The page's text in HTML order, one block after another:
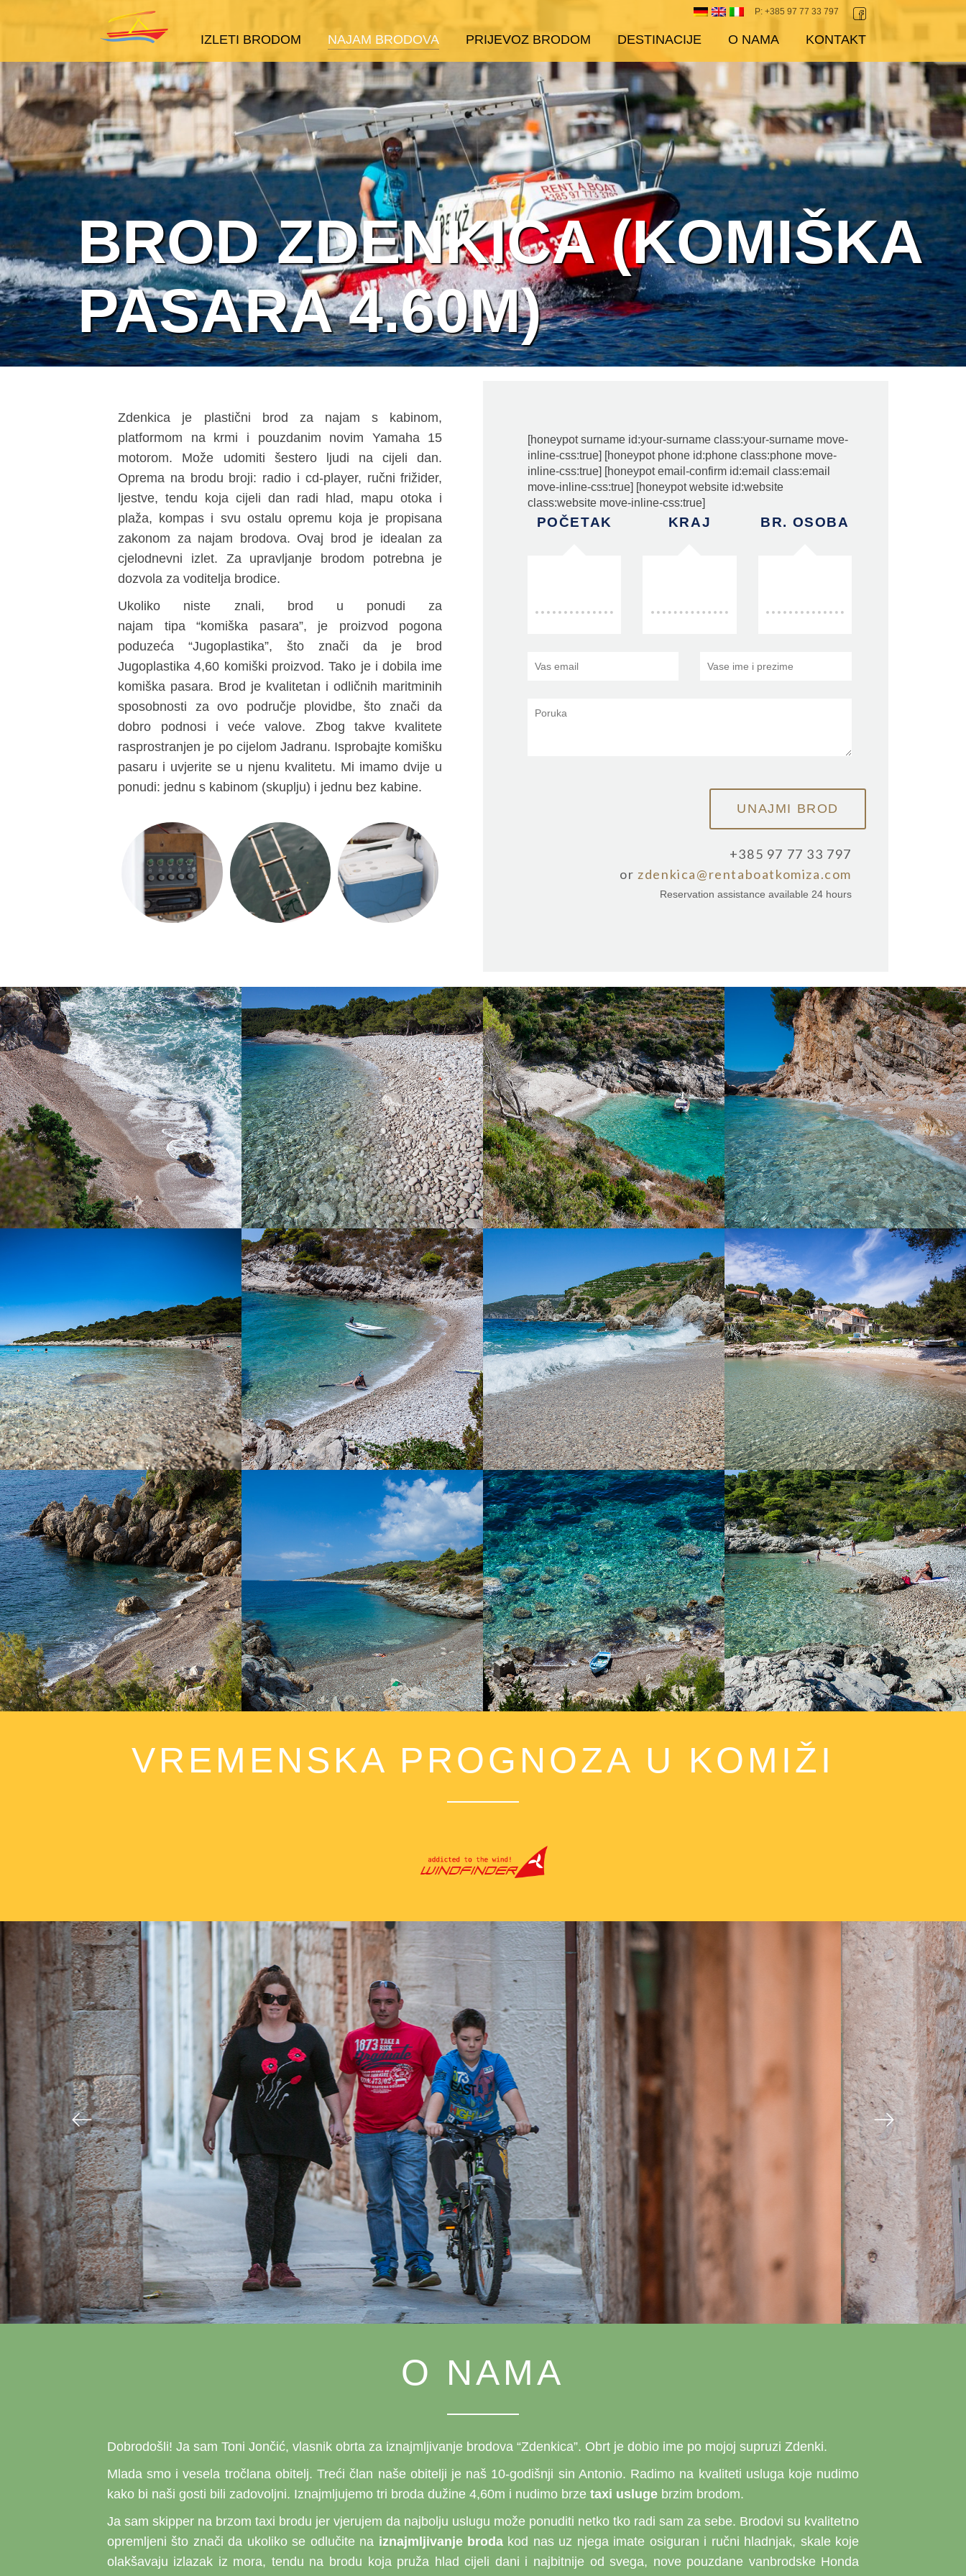
P: +385 97 77 33 797
IZLETI BRODOM NAJAM BRODOVA PRIJEVOZ BRODOM DESTINACIJE O NAMA KONTAKT
BROD ZDENKICA (KOMIŠKA
PASARA 4.60M)
Zdenkica je plastični brod za najam s kabinom,
platformom na krmi i pouzdanim novim Yamaha 15
motorom. Može udomiti šestero ljudi na cijeli dan.
Oprema na brodu broji: radio i cd-player, ručni frižider,
ljestve, tendu koja cijeli dan radi hlad, mapu otoka i
plaža, kompas i svu ostalu opremu koja je propisana
zakonom za najam brodova. Ovaj brod je idealan za
cjelodnevni izlet. Za upravljanje brodom potrebna je
dozvola za voditelja brodice.
Ukoliko niste znali, brod u ponudi za
najam tipa “komiška pasara”, je proizvod pogona
poduzeća “Jugoplastika”, što znači da je brod
Jugoplastika 4,60 komiški proizvod. Tako je i dobila ime
komiška pasara. Brod je kvalitetan i odličnih maritminih
sposobnosti za ovo područje plovidbe, što znači da
dobro podnosi i veće valove. Zbog takve kvalitete
rasprostranjen je po cijelom Jadranu. Isprobajte komišku
pasaru i uvjerite se u njenu kvalitetu. Mi imamo dvije u
ponudi: jednu s kabinom (skuplju) i jednu bez kabine.
[honeypot surname id:your-surname class:your-surname move-
inline-css:true] [honeypot phone id:phone class:phone move-
inline-css:true] [honeypot email-confirm id:email class:email
move-inline-css:true] [honeypot website id:website
class:website move-inline-css:true]
POČETAK KRAJ BR. OSOBA
+385 97 77 33 797
or zdenkica@rentaboatkomiza.com
Reservation assistance available 24 hours
PLAŽA PIZDICA
Plaža Pizdica jedna je od najljepših plaža
unutar komiške uvale. Idealna je za
cijelodnevni izlet obitelji s djecom u vrijeme
vrućih ljetnih dana. Bogata je prirodnim
izvorima vode. Vožnja do plaže traje 5 minuta
iz Komiže.
PLAŽA SREBRENA
Plaža Srebrena je najpoznatija viška plaža.
Bogata je hladovinom borove šume. Plaža je
dobila ime po sjaju velikih oblutaka na
mjesečini. Morskim putem možete pristupiti
plaži s brodom kojeg možete iznajmiti kod nas
ili Vam predlažemo odlazak na cijelodnevni
izlet s našim brzim taxi brodom koji je idealan
za obitelji s djecom. Do plaže možete doći i s
autom nakon čega slijedi šetnja od 15ak
minuta.
PLAŽA ŽUKAMICE
Plaža Žukamice udaljena je svega 10 minuta
vožnje s našim brzim taxi brodom. To je manja
plaža idealna za obiteljsko druženje i uživanje
u bistrom moru.
PLAŽA KUPINOVAC MALI
Plaža Kupinovac udaljena je od Komiže 5
minuta s našim brzim taxi brodom. Kupinovac
je prekrasna plaža sa nevjerojatnom bistroćom
mora. Čak je i poznata glumica Greta Garbo
obožavala ovu plažu. Na ovu plažu sunce
dolazi u 15h zbog velikog brda i danje svijetlo
traje sve dok ne utone u more. Idealna je za
osvježenje tijekom vrućih ljetnih dana.
brzim taxi brodom. Na plaži postoji ugostiteljski
objekt. Omiljena je destinacija turistima. U
blizini se nalazi Zelena špilja.
PLAŽA PERNA
Plaža Perna nalazi se nedaleko od komiške
uvale. Odlikuju ju mirnoća i čistoća. Čistoća
bistrog plavetnila ne može se dočarati
riječima. Unajmite jedan od naših brodova ili
naručite naš brzi taxi brod i uživajte u
cijelodnevnom izletu. Vožnja do ove plaže traje
5 minuta.
Plaža Velu žolo udaljena je od komiže svega 5
minuta našim taxi brodom. To je jedna od
većih plaža u krugu Komiže te je idealna za
cijelodnevni izlet. Djelomično je natkrivena
tamarisom, stoga ima prirodnu hladovinu.
SALBUNORA (BIŠEVO)
Plaža Salbunara prekrasna je pješćana plaža.
Nalazi se na otoku Biševu. Vožnja iz Komiže
traje 15 minuta s našim brzim taxi brodom.
PLAŽA TEMPLUŽ
Plaža Templuž nalazi se svega par minuta od
Komiže s našim brzim taxi brodom. To je
nudistička plaža, dijelom prekrivena
borovinom.
PLAŽA POL BORCIĆE
Plaža Pol Borcice nalazi se nedaleko od
komiže. Našim taxi bodom dolazak traje 5
minuta. Plaža Pol borcice idealna je za obitelj s
djecom. Bogata je hladovinom.
NUDISTIČKA PLAŽA :)
FKK plaža je nudistička plaža, natkrivena
tamarisom. Ova plaža udaljena je svega par
minuta iz Komiže našim brzim taxi brodom.
PLAŽA BARJOŠKA
Plaža Barjoška nalazi se nedaleko od komiže,
svega 5 minuta vožnje s našim taxi brodom.
Plaža Barjoška prekasna je plaža s velikom
hladovinom i prekrasnim bistrim morem.
Dobila je ime po dva otočića koja se nalaze
neposredno u blizini. To su veliki i mali Barjak.
Plaža Bajoška poznata je po tome što se uz
plažu nalazi ex-vojna baterija Barjaci. Obratite
nam se s povjerenjem i unajmite bod kod nas
ili rezervirajte taxi brod.
VREMENSKA PROGNOZA U KOMIŽI
O NAMA
Dobrodošli! Ja sam Toni Jončić, vlasnik obrta za iznajmljivanje brodova “Zdenkica”. Obrt je dobio ime po mojoj supruzi Zdenki.
Mlada smo i vesela tročlana obitelj. Treći član naše obitelji je naš 10-godišnji sin Antonio. Radimo na kvaliteti usluga koje nudimo
kako bi naši gosti bili zadovoljni. Iznajmljujemo tri broda dužine 4,60m i nudimo brze taxi uslugebrzim brodom.
Ja sam skipper na brzom taxi brodu jer vjerujem da najbolju uslugu može ponuditi netko tko radi sam za sebe. Brodovi su kvalitetno
opremljeni što znači da ukoliko se odlučite na iznajmljivanje broda kod nas uz njega imate osiguran i ručni hladnjak, skale koje
olakšavaju izlazak iz mora, tendu na brodu koja pruža hlad cijeli dani i najbitnije od svega, nove pouzdane vanbrodske Honda